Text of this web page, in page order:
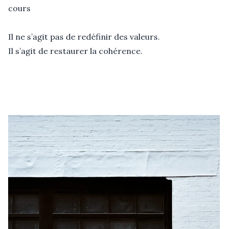
cours
Il ne s’agit pas de redéfinir des valeurs.
Il s’agit de restaurer la cohérence.